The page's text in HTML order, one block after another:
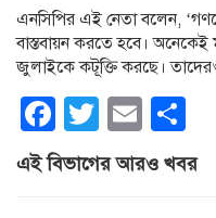
এনসিপির এই নেতা বলেন,
বাস্তবায়ন করতে হবে। অনেকেই
জুলাইকে কটূক্তি করছে।
Facebook
Twitter
Email
এই বিভাগের আরও খবর